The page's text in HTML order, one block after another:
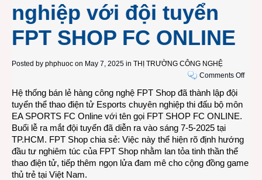
nghiệp với đội tuyển
FPT SHOP FC ONLINE
Posted by phphuoc on May 7, 2025 in THỊ TRƯỜNG CÔNG NGHỆ
Comments Offon
đội
Hệ thống bán lẻ hàng công nghệ FPT Shop đã thành lập đội
tuyển thể thao điện tử Esports chuyên nghiệp thi đấu bộ môn
EA SPORTS FC Online với tên gọi FPT SHOP FC ONLINE.
Buổi lễ ra mắt đội tuyển đã diễn ra vào sáng 7-5-2025 tại
TP.HCM. FPT Shop chia sẻ: Việc này thể hiện rõ định hướng
đầu tư nghiêm túc của FPT Shop nhằm lan tỏa tinh thần thể
thao điện tử, tiếp thêm ngọn lửa đam mê cho cộng đồng game
thủ trẻ tại Việt Nam.